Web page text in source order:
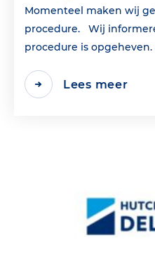
Momenteel maken wij
procedure. Wij
procedure is opgeheven.
Lees meer